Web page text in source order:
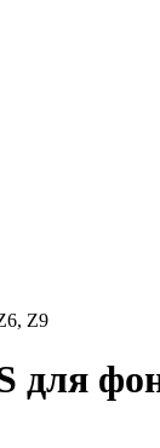
Z9
для